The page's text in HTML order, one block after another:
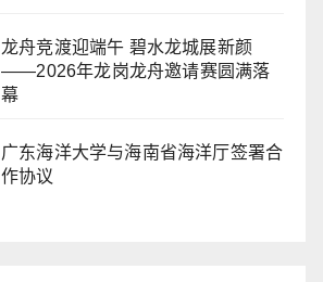
龙舟竞渡迎端午 碧水龙城展新颜
——2026年龙岗龙舟邀请赛圆满落
幕
广东海洋大学与海南省海洋厅签署合
作协议